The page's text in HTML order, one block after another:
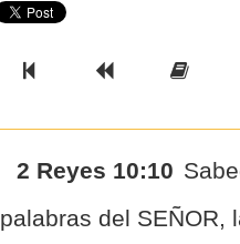
Previous Book
Previous
2 Reyes 10:10
palabras del SEÑOR,